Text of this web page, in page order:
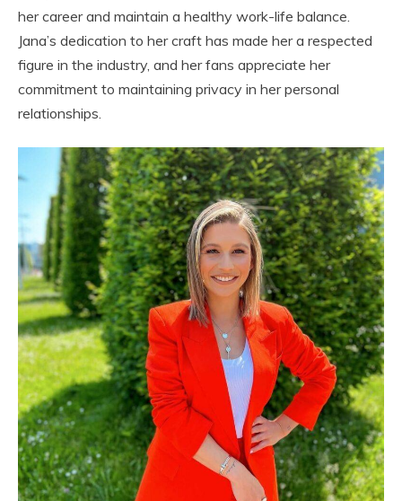
her career and maintain a healthy work-life balance.
Jana’s dedication to her craft has made her a respected
figure in the industry, and her fans appreciate her
commitment to maintaining privacy in her personal
relationships.